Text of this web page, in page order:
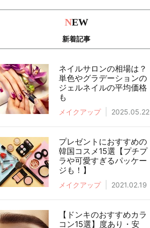
NEW
新着記事
ネイルサロンの相場は？
単色やグラデーションの
ジェルネイルの平均価格
も
メイクアップ 2025.05.22
プレゼントにおすすめの
韓国コスメ15選【プチプ
ラや可愛すぎるパッケー
ジも！】
メイクアップ 2021.02.19
【ドンキのおすすめカラ
コン15選】度あり・安